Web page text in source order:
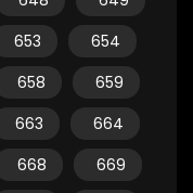
653
654
658
659
663
664
668
669